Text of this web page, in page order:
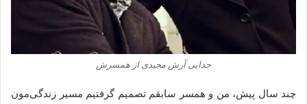
جدایی آرش مجیدی از همسرش
چند سال پیش، من و همسر سابقم تصمیم گرفتیم مسیر زندگی‌مون